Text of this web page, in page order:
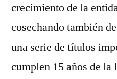
crecimiento de la
cosechando también
una serie de títulos
cumplen 15 años de la